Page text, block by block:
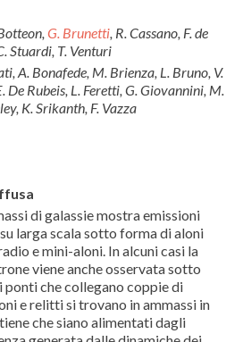
G. Brunetti, R. Cassano, F. de
Stuardi, T. Venturi
A. Bonafede, M. Brienza, L. Bruno, V.
De Rubeis, L. Feretti, G. Giovannini, M.
K. Srikanth, F. Vazza
di galassie mostra emissioni
larga scala sotto forma di aloni
e mini-aloni. In alcuni casi la
viene anche osservata sotto
che collegano coppie di
e relitti si trovano in ammassi in
che siano alimentati dagli